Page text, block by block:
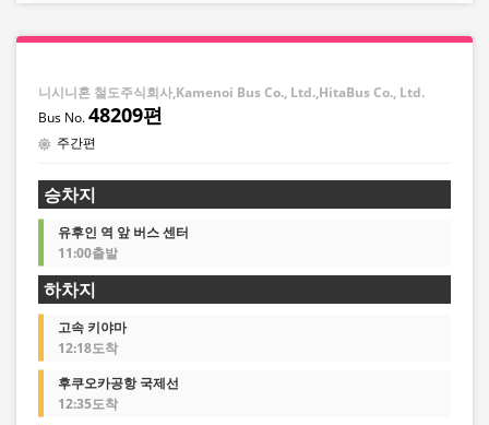
니시니혼 철도주식회사,Kamenoi Bus Co., Ltd.,HitaBus Co., Ltd.
48209편
주간편
승차지
유후인 역 앞 버스 센터
11:00출발
하차지
고속 키야마
12:18도착
후쿠오카공항 국제선
12:35도착